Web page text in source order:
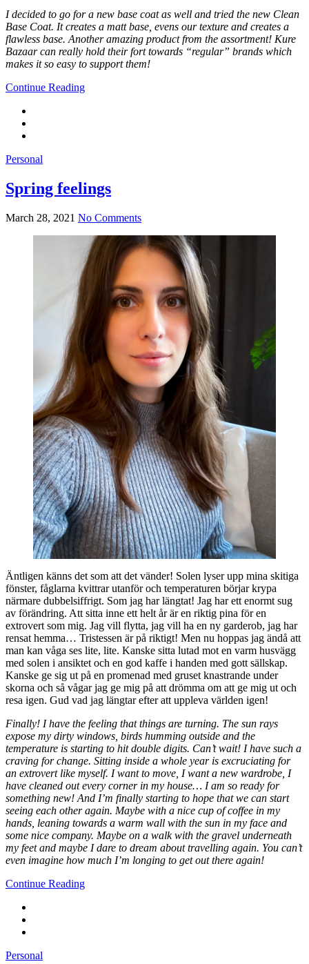
I decided to go for a new base coat as well and tried the new Clean
Base Coat. It creates a matt base, evens our texture and creates a
flawless base. Another amazing product from the assortment! Kure
Bazaar can really hold their fort towards “regular” brands which
makes it so easy to support them!
Continue Reading
Personal
Spring feelings
March 28, 2021 No Comments
Äntligen känns det som att det vänder! Solen lyser upp mina skitiga
fönster, fåglarna kvittrar utanför och temperaturen börjar krypa
närmare dubbelsiffrigt. Som jag har längtat! Jag har ett enormt sug
av förändring. Att sitta inne ett helt år är en riktig pina för en
extrovert som mig. Jag vill flytta, jag vill ha en ny garderob, jag har
rensat hemma… Tristessen är på riktigt! Men nu hoppas jag ändå att
man kan våga ses lite, lite. Kanske sitta lutad mot en varm husvägg
med solen i ansiktet och en god kaffe i handen med gott sällskap.
Kanske ge sig ut på en promenad med gruset knastrande under
skorna och så vågar jag ge mig på att drömma om att ge mig ut och
resa igen. Gud vad jag längtar efter att uppleva världen igen!
Finally! I have the feeling that things are turning. The sun rays
expose my dirty windows, birds humming outside and the
temperature is starting to hit double digits. Can’t wait! I have such a
craving for change. Sitting inside a whole year is excruciating for
an extrovert like myself. I want to move, I want a new wardrobe, I
have cleaned out every corner in my house… I am so ready for
something new! And I’m finally starting to hope that we can start
seeing each other again. Maybe with a nice cup of coffee in my
hands, leaning towards a warm wall with the sun in my face and
some nice company. Maybe on a walk with the gravel underneath
my feet and maybe I dare to dream about travelling again. You can’t
even imagine how much I’m longing to get out there again!
Continue Reading
Personal